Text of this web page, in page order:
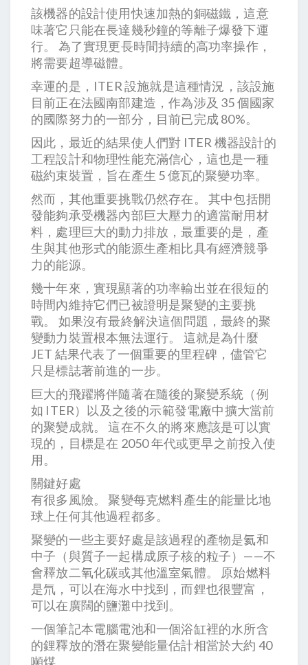
該機器的設計使用快速加熱的銅磁鐵，這意
味著它只能在長達幾秒鐘的等離子爆發下運
行。 為了實現更長時間持續的高功率操作，
將需要超導磁體。
幸運的是，ITER 設施就是這種情況，該設施
目前正在法國南部建造，作為涉及 35 個國家
的國際努力的一部分，目前已完成 80%。
因此，最近的結果使人們對 ITER 機器設計的
工程設計和物理性能充滿信心，這也是一種
磁約束裝置，旨在產生 5 億瓦的聚變功率。
然而，其他重要挑戰仍然存在。 其中包括開
發能夠承受機器內部巨大壓力的適當耐用材
料，處理巨大的動力排放，最重要的是，產
生與其他形式的能源生產相比具有經濟競爭
力的能源。
幾十年來，實現顯著的功率輸出並在很短的
時間內維持它們已被證明是聚變的主要挑
戰。 如果沒有最終解決這個問題，最終的聚
變動力裝置根本無法運行。 這就是為什麼
JET 結果代表了一個重要的里程碑，儘管它
只是標誌著前進的一步。
巨大的飛躍將伴隨著在隨後的聚變系統（例
如 ITER）以及之後的示範發電廠中擴大當前
的聚變成就。 這在不久的將來應該是可以實
現的，目標是在 2050 年代或更早之前投入使
用。
關鍵好處
有很多風險。 聚變每克燃料產生的能量比地
球上任何其他過程都多。
聚變的一些主要好處是該過程的產物是氦和
中子（與質子一起構成原子核的粒子）——不
會釋放二氧化碳或其他溫室氣體。 原始燃料
是氘，可以在海水中找到，而鋰也很豐富，
可以在廣闊的鹽灘中找到。
一個筆記本電腦電池和一個浴缸裡的水所含
的鋰釋放的潛在聚變能量估計相當於大約 40
噸煤。